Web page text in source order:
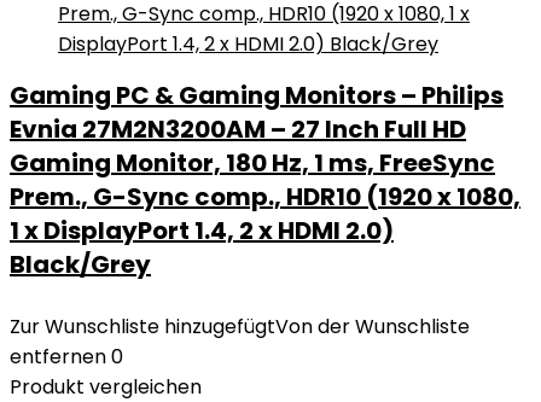
Gaming PC & Gaming Monitors – Philips
Evnia 27M2N3200AM – 27 Inch Full HD
Gaming Monitor, 180 Hz, 1 ms, FreeSync
Prem., G-Sync comp., HDR10 (1920 x 1080,
1 x DisplayPort 1.4, 2 x HDMI 2.0)
Black/Grey
Zur Wunschliste hinzugefügtVon der Wunschliste
entfernen0
Produkt vergleichen